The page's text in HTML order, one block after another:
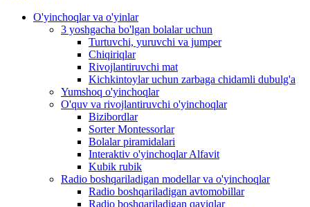
O'yinchoqlar va o'yinlar
3 yoshgacha bo'lgan bolalar uchun
Turtuvchi, yuruvchi va jumper
Chiqiriqlar
Rivojlantiruvchi mat
Kichkintoylar uchun zarbaga chidamli dubulg'a
Yumshoq o'yinchoqlar
O'quv va rivojlantiruvchi o'yinchoqlar
Bizibordlar
Sorter Montessorlar
Bolalar piramidalari
Interaktiv o'yinchoqlar Alfavit
Kubik rubik
Radio boshqariladigan modellar va o'yinchoqlar
Radio boshqariladigan avtomobillar
Radio boshqariladigan qayiqlar